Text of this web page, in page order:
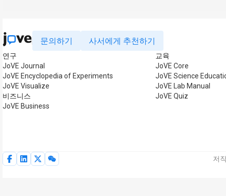
문의하기 사서에게 추천하기
연구
JoVE Journal
JoVE Encyclopedia of Experiments
JoVE Visualize
비즈니스
JoVE Business
교육
JoVE Core
JoVE Science
JoVE Lab Manual
JoVE Quiz
저